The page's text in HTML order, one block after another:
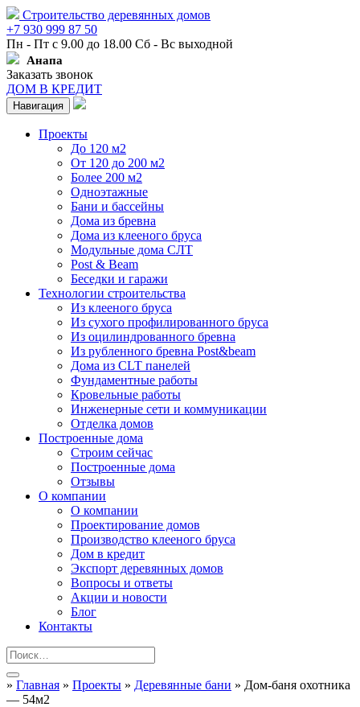
Строительство деревянных домов
+7 930 999 87 50
Пн - Пт с 9.00 до 18.00 Сб - Вс выходной
Анапа
Заказать звонок
ДОМ В КРЕДИТ
Навигация
Проекты
До 120 м2
От 120 до 200 м2
Более 200 м2
Одноэтажные
Бани и бассейны
Дома из бревна
Дома из клееного бруса
Модульные дома СЛТ
Post & Beam
Беседки и гаражи
Технологии строительства
Из клееного бруса
Из сухого профилированного бруса
Из оцилиндрованного бревна
Из рубленного бревна Post&beam
Дома из CLT панелей
Фундаментные работы
Кровельные работы
Инженерные сети и коммуникации
Отделка домов
Построенные дома
Строим сейчас
Построенные дома
Отзывы
О компании
О компании
Проектирование домов
Производство клееного бруса
Дом в кредит
Экспорт деревянных домов
Вопросы и ответы
Акции и новости
Блог
Контакты
» Главная » Проекты » Деревянные бани » Дом-баня охотника
— 54м2